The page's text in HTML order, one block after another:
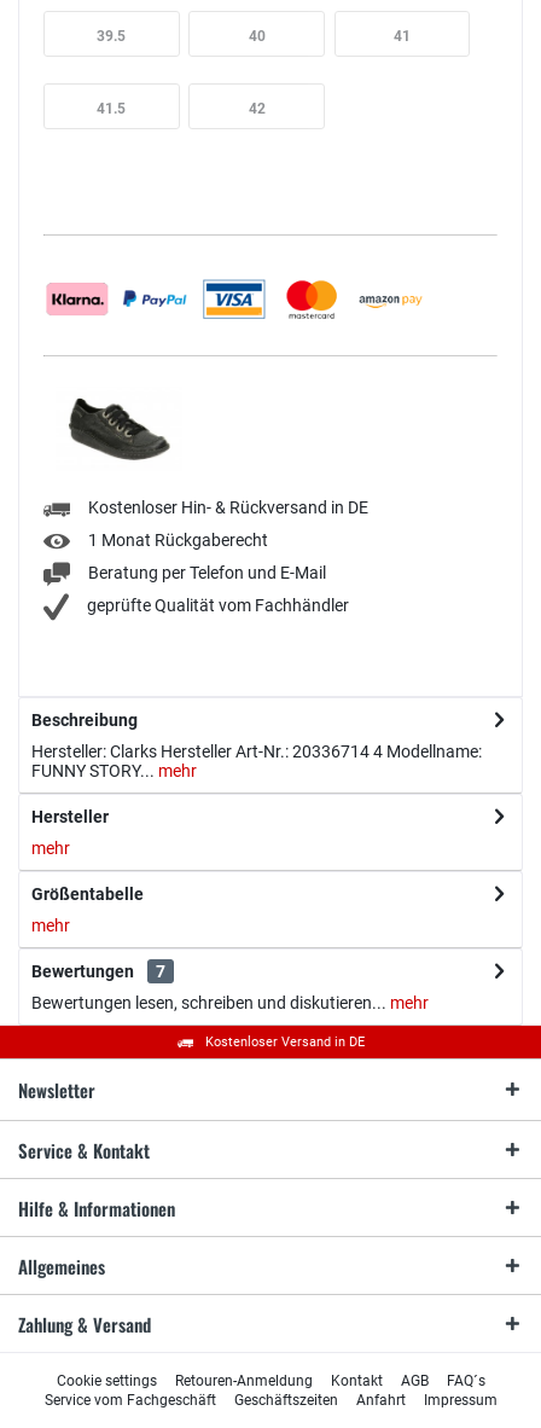
39.5 40 41
41.5 42
Kostenloser Hin- & Rückversand in DE
1 Monat Rückgaberecht
Beratung per Telefon und E-Mail
geprüfte Qualität vom Fachhändler
Beschreibung
Hersteller: Clarks Hersteller Art-Nr.: 20336714 4 Modellname:
FUNNY STORY... mehr
Hersteller
mehr
Größentabelle
mehr
Bewertungen
7
Bewertungen lesen, schreiben und diskutieren... mehr
Kostenloser Versand in DE
Newsletter
Service & Kontakt
Hilfe & Informationen
Allgemeines
Zahlung & Versand
Cookie settings Retouren-Anmeldung Kontakt AGB
FAQ´s
Service vom Fachgeschäft
Geschäftszeiten Anfahrt Impressum